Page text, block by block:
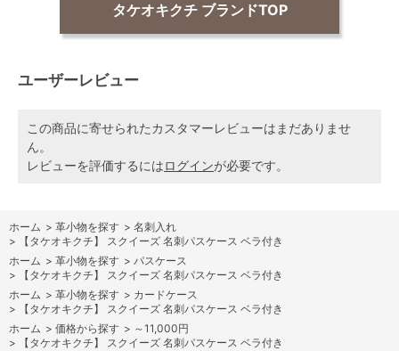
タケオキクチ ブランドTOP
ユーザーレビュー
この商品に寄せられたカスタマーレビューはまだありませ
ん。
レビューを評価するにはログインが必要です。
ホーム > 革小物を探す > 名刺入れ
>
【タケオキクチ】 スクイーズ 名刺パスケース ベラ付き
ホーム > 革小物を探す > パスケース
>
【タケオキクチ】 スクイーズ 名刺パスケース ベラ付き
ホーム > 革小物を探す > カードケース
>
【タケオキクチ】 スクイーズ 名刺パスケース ベラ付き
ホーム > 価格から探す > ～11,000円
>
【タケオキクチ】 スクイーズ 名刺パスケース ベラ付き